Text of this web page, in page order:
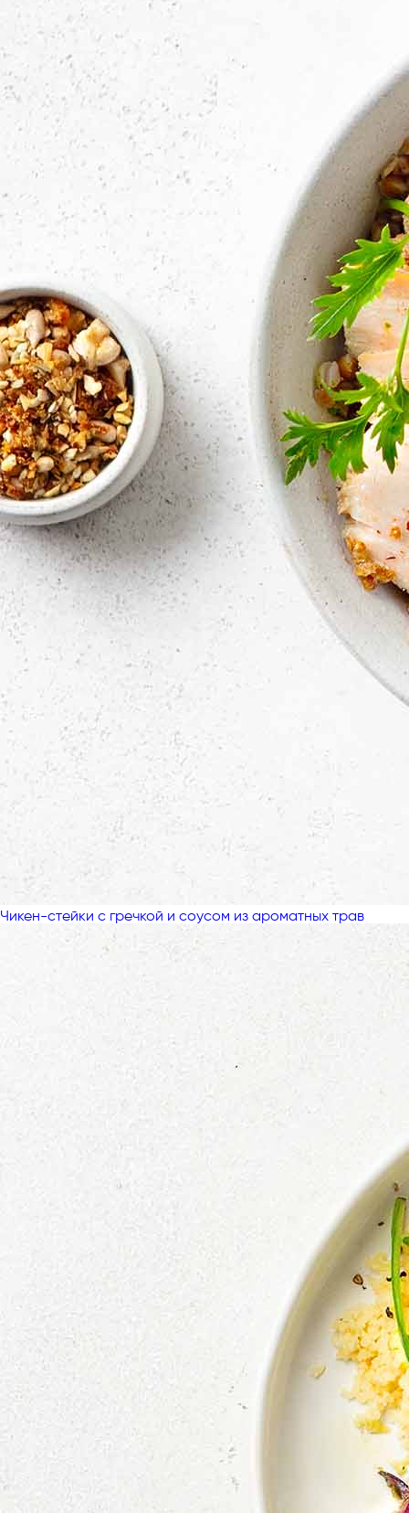
Чикен-стейки с гречкой и соусом из ароматных трав